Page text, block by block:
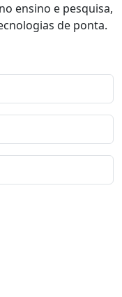
ensino e pesquisa,
de ponta.